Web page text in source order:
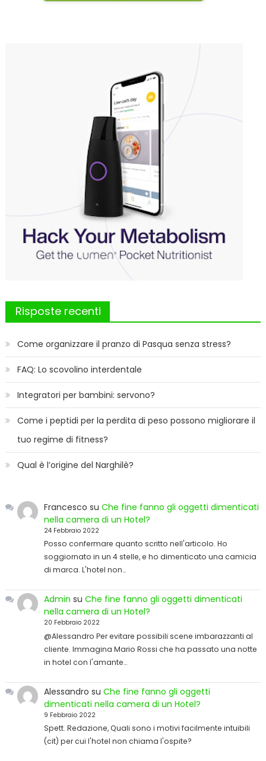
Risposte recenti
Come organizzare il pranzo di Pasqua senza stress?
FAQ: Lo scovolino interdentale
Integratori per bambini: servono?
Come i peptidi per la perdita di peso possono migliorare il
tuo regime di fitness?
Qual è l’origine del Narghilè?
Francesco suChe fine fanno gli oggetti dimenticati
nella camera di un Hotel?
24 Febbraio 2022
Posso confermare quanto scritto nell'articolo. Ho
soggiornato in un 4 stelle, e ho dimenticato una camicia
di marca. L'hotel non…
Admin suChe fine fanno gli oggetti dimenticati
nella camera di un Hotel?
20 Febbraio 2022
@Alessandro Per evitare possibili scene imbarazzanti al
cliente. Immagina Mario Rossi che ha passato una notte
in hotel con l'amante…
Alessandro suChe fine fanno gli oggetti
dimenticati nella camera di un Hotel?
9 Febbraio 2022
Spett. Redazione, Quali sono i motivi facilmente intuibili
(cit) per cui l'hotel non chiama l'ospite?